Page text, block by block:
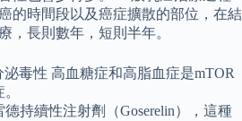
的時間段以及癌症擴散的部位，在結
，長則數年，短則半年。
毒性 高血糖症和高脂血症是mTOR
持續性注射劑（Goserelin），這種